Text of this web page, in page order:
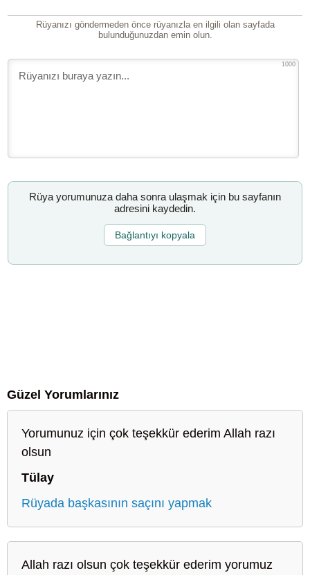
Rüyanızı göndermeden önce rüyanızla en ilgili olan sayfada
bulunduğunuzdan emin olun.
1000
Rüya yorumunuza daha sonra ulaşmak için bu sayfanın
adresini kaydedin.
Bağlantıyı kopyala
Güzel Yorumlarınız
Yorumunuz için çok teşekkür ederim Allah razı
olsun
Tülay
Rüyada başkasının saçını yapmak
Allah razı olsun çok teşekkür ederim yorumuz